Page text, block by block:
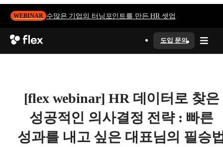
WEBINAR 수많은 기업의 터닝포인트를 만든 HR 셋업
도입 문의
[flex webinar] HR 데이터로 찾은
성공적인 의사결정 전략 : 빠른
성과를 내고 싶은 대표님의 필승